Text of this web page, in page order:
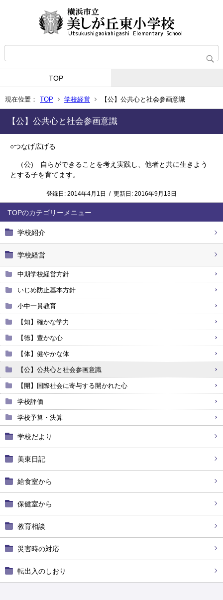
TOP
現在位置： TOP 学校経営 【公】公共心と社会参画意識
TOP
学校紹介
学校経営
中期学校経営方針
いじめ防止基本方針
小中一貫教育
【知】確かな学力
【徳】豊かな心
【体】健やかな体
【公】公共心と社会参画意識
【開】国際社会に寄与する開かれた心
学校評価
学校予算・決算
学校だより
美東日記
給食室から
保健室から
教育相談
災害時の対応
転出入のしおり
【公】公共心と社会参画意識
○つなげ広げる
（公) 自らができることを考え実践し、他者と共に生きよう
とする子を育てます。
登録日: 2014年4月1日 / 更新日: 2016年9月13日